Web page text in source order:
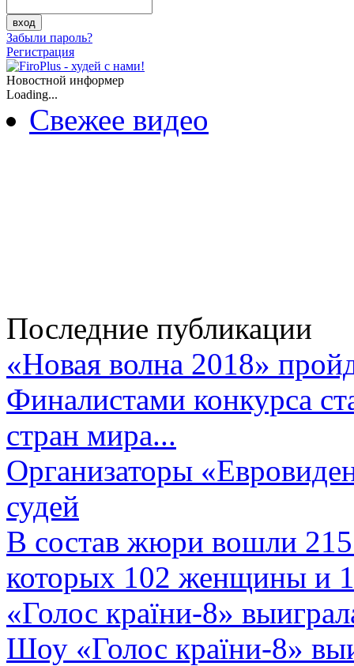
Забыли пароль?
Регистрация
Новостной информер
Loading...
Свежее видео
Последние публикации
«Новая волна 2018»
Финалистами конкурса
стран мира...
Организаторы
судей
В состав жюри вошли 215
которых 102 женщины и
«Голос країни-8»
Шоу «Голос країни-8»